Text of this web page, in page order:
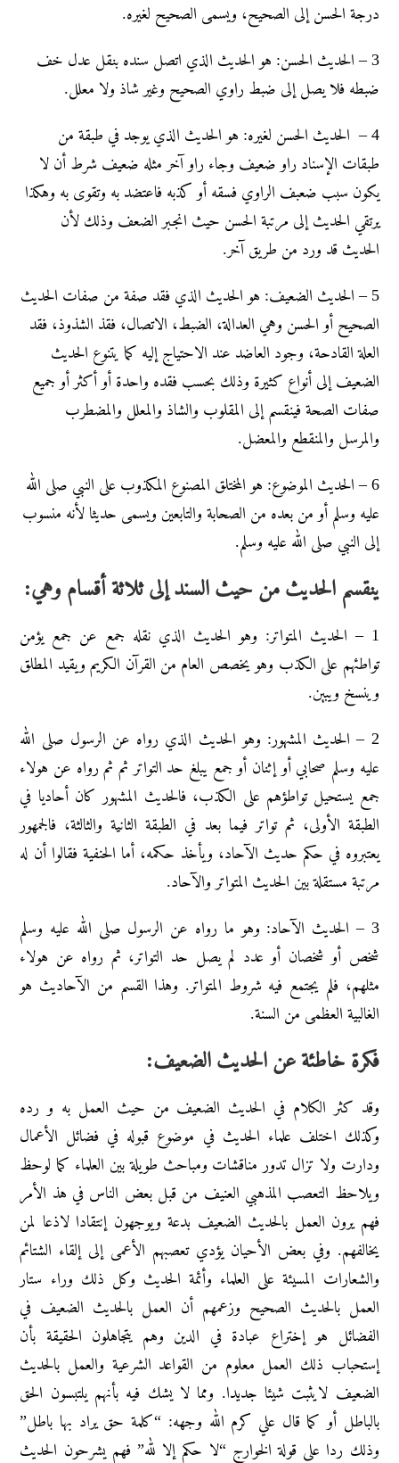
درجة الحسن إلى الصحيح، ويسمى الصحيح لغيره.
3 – الحديث الحسن: هو الحديث الذي اتصل سنده بنقل عدل خف
ضبطه فلا يصل إلى ضبط راوي الصحيح وغير شاذ ولا معلل.
4 – الحديث الحسن لغيره: هو الحديث الذي يوجد في طبقة من
طبقات الإسناد راو ضعيف وجاء راو آخر مثله ضعيف شرط أن لا
يكون سبب ضعبف الراوي فسقه أو كذبه فاعتضد به وتقوى به وهكذا
يرتقي الحديث إلى مرتبة الحسن حيث انجبر الضعف وذلك لأن
الحديث قد ورد من طريق آخر.
5 – الحديث الضعيف: هو الحديث الذي فقد صفة من صفات الحديث
الصحيح أو الحسن وهي العدالة، الضبط، الاتصال، فقذ الشذوذ، فقد
العلة القادحة، وجود العاضد عند الاحتياج إليه كما يتنوع الحديث
الضعيف إلى أنواع كثيرة وذلك بحسب فقده واحدة أو أكثر أو جميع
صفات الصحة فينقسم إلى المقلوب والشاذ والمعلل والمضطرب
والمرسل والمنقطع والمعضل.
6 – الحديث الموضوع: هو المختلق المصنوع المكذوب على النبي صلى الله
عليه وسلم أو من بعده من الصحابة والتابعين ويسمى حديثا لأنه منسوب
إلى النبي صلى الله عليه وسلم.
ينقسم الحديث من حيث السند إلى ثلاثة أقسام وهي:
1 – الحديث المتواتر: وهو الحديث الذي نقله جمع عن جمع يؤمن
تواطئهم على الكذب وهو يخصص العام من القرآن الكريم ويقيد المطلق
وينسخ ويبين.
2 – الحديث المشهور: وهو الحديث الذي رواه عن الرسول صلى الله
عليه وسلم صحابي أو إثنان أو جمع يبلغ حد التواتر ثم ثم رواه عن هولاء
جمع يستحيل تواطؤهم على الكذب، فالحديث المشهور كان أحاديا في
الطبقة الأولى، ثم تواتر فيما بعد في الطبقة الثانية والثالثة، فالجمهور
يعتبروه في حكم حديث الآحاد، ويأخذ حكمه، أما الحنفية فقالوا أن له
مرتبة مستقلة بين الحديث المتواتر والآحاد.
3 – الحديث الآحاد: وهو ما رواه عن الرسول صلى الله عليه وسلم
شخص أو شخصان أو عدد لم يصل حد التواتر، ثم رواه عن هولاء
مثلهم، فلم يجتمع فيه شروط المتواتر. وهذا القسم من الآحاديث هو
الغالبية العظمى من السنة.
فكرة خاطئة عن الحديث الضعيف:
وقد كثر الكلام في الحديث الضعيف من حيث العمل به و رده
وكذلك اختلف علماء الحديث في موضوع قبوله في فضائل الأعمال
ودارت ولا تزال تدور مناقشات ومباحث طويلة بين العلماء كما لوحظ
ويلاحظ التعصب المذهبي العنيف من قبل بعض الناس في هذ الأمر
فهم يرون العمل بالحديث الضعيف بدعة ويوجهون إنتقادا لاذعا لمن
يخالفهم. وفي بعض الأحيان يؤدي تعصبهم الأعمى إلى إلقاء الشتائم
والشعارات المسيئة على العلماء وأئمة الحديث وكل ذلك وراء ستار
العمل بالحديث الصحيح وزعمهم أن العمل بالحديث الضعيف في
الفضائل هو إختراع عبادة في الدين وهم يتجاهلون الحقيقة بأن
إستحباب ذلك العمل معلوم من القواعد الشرعية والعمل بالحديث
الضعيف لايثبت شيئا جديدا. ومما لا يشك فيه بأنهم يلتبسون الحق
بالباطل أو كما قال علي كرم الله وجهه: “كلمة حق يراد بها باطل”
وذلك ردا على قولة الخوارج “لا حكم إلا لله” فهم يشرحون الحديث